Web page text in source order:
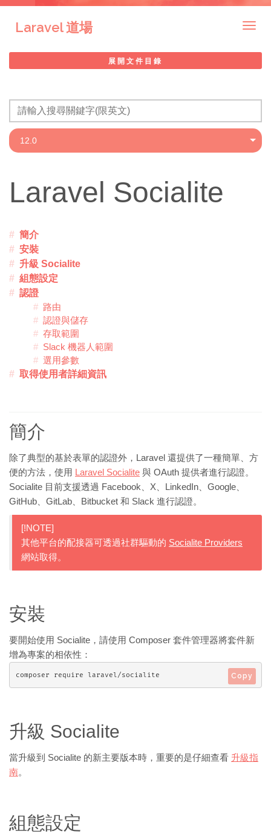
Laravel 道場
展開文件目錄
Laravel Socialite
簡介
安裝
升級 Socialite
組態設定
認證
路由
認證與儲存
存取範圍
Slack 機器人範圍
選用參數
取得使用者詳細資訊
簡介
除了典型的基於表單的認證外，Laravel 還提供了一種簡單、方
便的方法，使用
Laravel Socialite 與 OAuth 提供者進行認證。
Socialite 目前支援透過 Facebook、X、LinkedIn、Google、
GitHub、GitLab、Bitbucket 和 Slack 進行認證。
[!NOTE]
其他平台的配接器可透過社群驅動的 Socialite Providers
網站取得。
安裝
要開始使用 Socialite，請使用 Composer 套件管理器將套件新
增為專案的相依性：
composer require laravel/socialite Copy
升級 Socialite
當升級到 Socialite 的新主要版本時，重要的是仔細查看 升級指
南。
組態設定